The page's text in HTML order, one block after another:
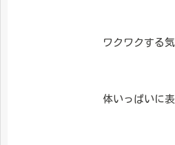
ワクワクする
体いっぱいに